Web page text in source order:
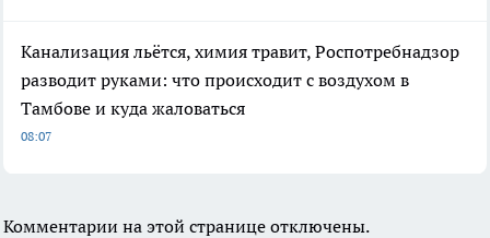
Канализация льётся, химия травит, Роспотребнадзор
разводит руками: что происходит с воздухом в
Тамбове и куда жаловаться
08:07
Комментарии на этой странице отключены.